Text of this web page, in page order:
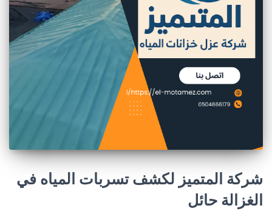
شركة المتميز لكشف تسربات المياه في
الغزالة حائل